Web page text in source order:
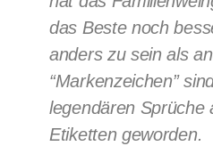
das Beste noch
anders zu sein als
“Markenzeichen”
legendären Sprüche
Etiketten geworden.